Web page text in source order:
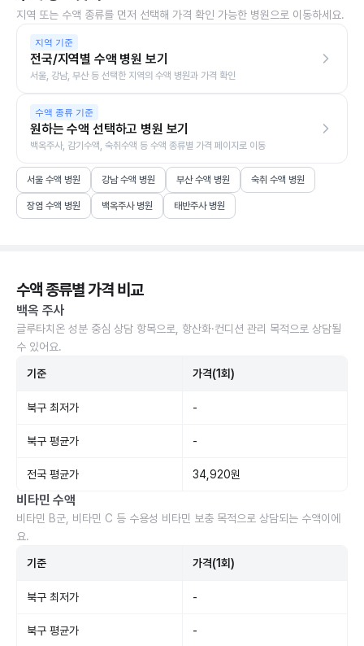
지역 또는 수액 종류를 먼저 선택해 가격 확인 가능한 병원으로 이동하세요.
지역 기준
전국/지역별 수액 병원 보기
서울, 강남, 부산 등 선택한 지역의 수액 병원과 가격 확인
수액 종류 기준
원하는 수액 선택하고 병원 보기
백옥주사, 감기수액, 숙취수액 등 수액 종류별 가격 페이지로 이동
서울 수액 병원 강남 수액 병원 부산 수액 병원 숙취 수액 병원
장염 수액 병원 백옥주사 병원 태반주사 병원
수액 종류별 가격 비교
백옥 주사
글루타치온 성분 중심 상담 항목으로, 항산화·컨디션 관리 목적으로 상담될
수 있어요.
기준 가격(1회)
북구 최저가 -
북구 평균가 -
전국 평균가 34,920원
비타민 수액
비타민 B군, 비타민 C 등 수용성 비타민 보충 목적으로 상담되는 수액이에
요.
기준 가격(1회)
북구 최저가 -
북구 평균가 -